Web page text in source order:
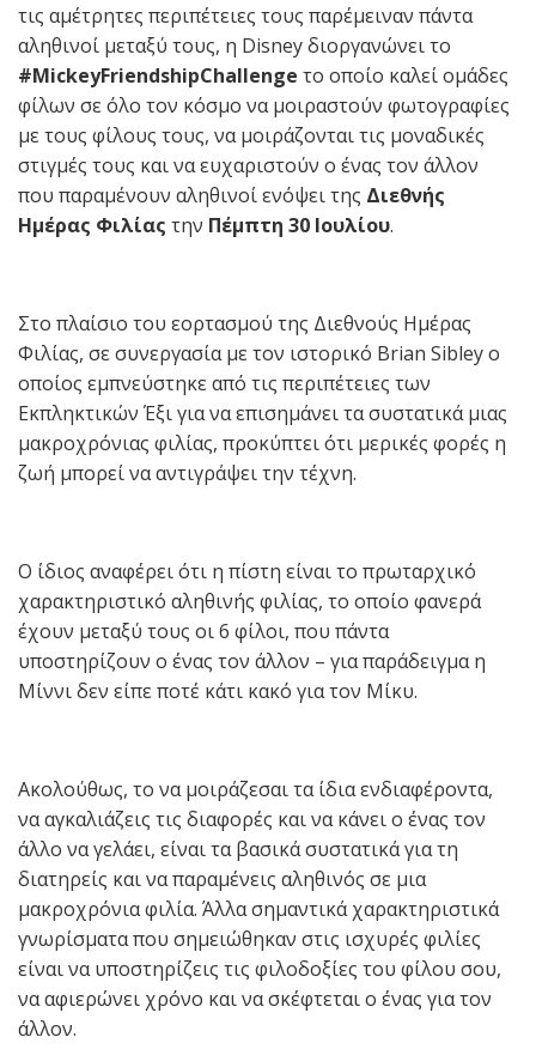
τις αμέτρητες περιπέτειες τους παρέμειναν πάντα
αληθινοί μεταξύ τους, η Disney διοργανώνει το
#MickeyFriendshipChallenge το οποίο καλεί ομάδες
φίλων σε όλο τον κόσμο να μοιραστούν φωτογραφίες
με τους φίλους τους, να μοιράζονται τις μοναδικές
στιγμές τους και να ευχαριστούν ο ένας τον άλλον
που παραμένουν αληθινοί ενόψει της Διεθνής
Ημέρας Φιλίας την Πέμπτη 30 Ιουλίου.
Στο πλαίσιο του εορτασμού της Διεθνούς Ημέρας
Φιλίας, σε συνεργασία με τον ιστορικό Brian Sibley ο
οποίος εμπνεύστηκε από τις περιπέτειες των
Εκπληκτικών Έξι για να επισημάνει τα συστατικά μιας
μακροχρόνιας φιλίας, προκύπτει ότι μερικές φορές η
ζωή μπορεί να αντιγράψει την τέχνη.
O ίδιος αναφέρει ότι η πίστη είναι το πρωταρχικό
χαρακτηριστικό αληθινής φιλίας, το οποίο φανερά
έχουν μεταξύ τους οι 6 φίλοι, που πάντα
υποστηρίζουν ο ένας τον άλλον – για παράδειγμα η
Μίννι δεν είπε ποτέ κάτι κακό για τον Μίκυ.
Ακολούθως, το να μοιράζεσαι τα ίδια ενδιαφέροντα,
να αγκαλιάζεις τις διαφορές και να κάνει ο ένας τον
άλλο να γελάει, είναι τα βασικά συστατικά για τη
διατηρείς και να παραμένεις αληθινός σε μια
μακροχρόνια φιλία. Άλλα σημαντικά χαρακτηριστικά
γνωρίσματα που σημειώθηκαν στις ισχυρές φιλίες
είναι να υποστηρίζεις τις φιλοδοξίες του φίλου σου,
να αφιερώνει χρόνο και να σκέφτεται ο ένας για τον
άλλον.